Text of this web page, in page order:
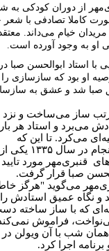
از دوران کودکی به
کاملا تصادفی با شعر
مریدان خیام می‌داند.
او به وجود آورده است.
او بود که سازسازی
صبا شد و عشق به
ساز می‌ساخت و نزد
می‌برد و استاد هر بار
می‌کرد. تا این که
سرانجام در سال ۱۳۳۵ یکی از
قنبری‌مهر مورد تایید
صبا قرار گرفت.
می‌گوید "هرگز
و نگاه عمیق استادش
که با ساز ساخته
فراموش
شب با آن ویولن در
برنامه اجرا کرد.